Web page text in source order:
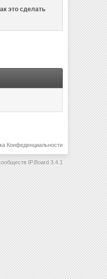
это сделать
Конфеденциальности
IP.Board 3.4.1